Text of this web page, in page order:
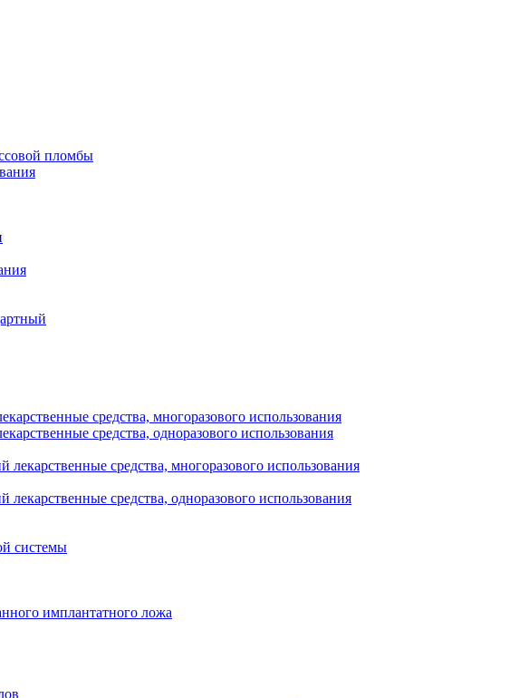
пломбы
средства, многоразового использования
средства, одноразового использования
средства, многоразового использования
средства, одноразового использования
системы
имплантатного ложа